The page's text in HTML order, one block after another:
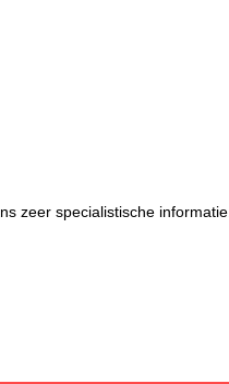
zeer specialistische informatie.